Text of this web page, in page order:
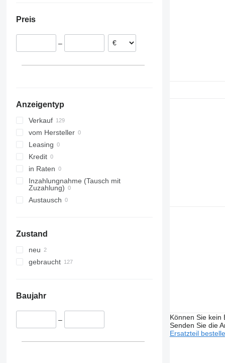
Belgien
Polen
Preis
–
Anzeigentyp
Verkauf
vom Hersteller
Leasing
Kredit
in Raten
Inzahlungnahme (Tausch mit
Zuzahlung)
Austausch
Zustand
neu
gebraucht
Baujahr
–
Können Sie kein
Senden Sie die
Ersatzteil